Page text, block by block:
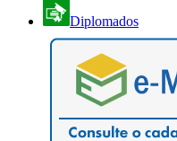
Diplomados